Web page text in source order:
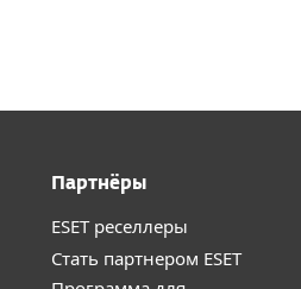
Партнёры
ESET реселлеры
Стать партнером ESET